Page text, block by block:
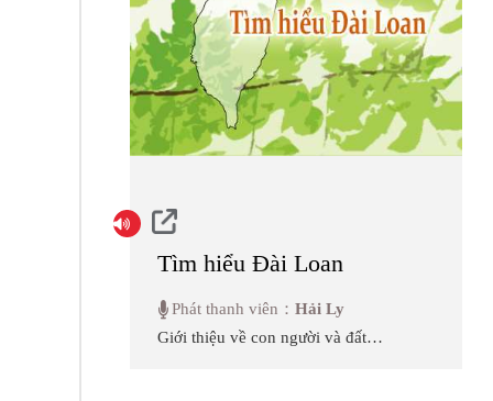
Tìm hiểu Đài Loan
Phát thanh viên：Hải Ly
Giới thiệu về con người và đất